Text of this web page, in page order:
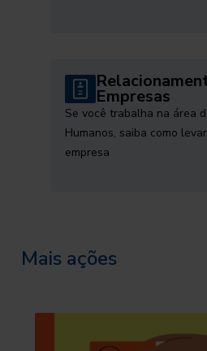
Empresas
Se você trabalha na área
Humanos, saiba como
empresa
Mais ações